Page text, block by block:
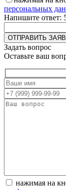
персональных
Напишите ответ:
Задать вопрос
Оставьте ваш
нажимая на